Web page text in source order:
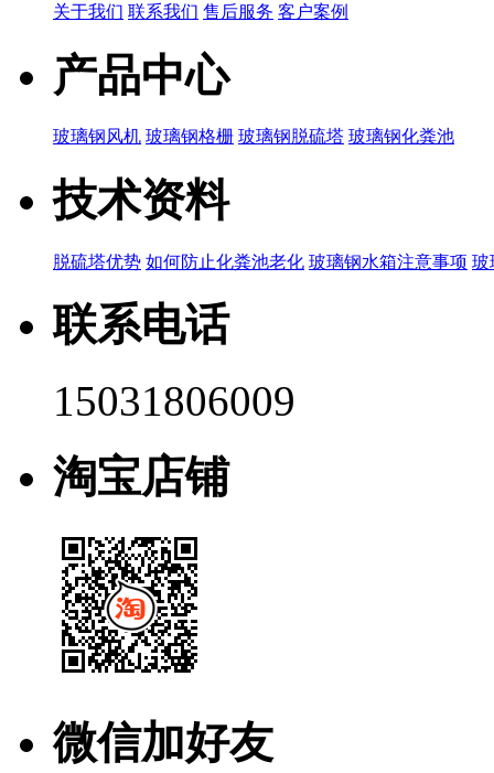
关于我们 联系我们 售后服务 客户案例
产品中心
玻璃钢风机 玻璃钢格栅 玻璃钢脱硫塔 玻璃钢化粪池
技术资料
脱硫塔优势 如何防止化粪池老化 玻璃钢水箱注意事项 玻
联系电话
15031806009
淘宝店铺
微信加好友